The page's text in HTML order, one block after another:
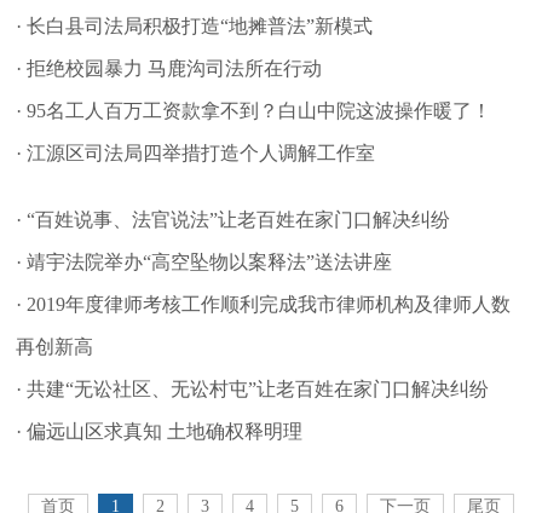
· 长白县司法局积极打造“地摊普法”新模式
· 拒绝校园暴力 马鹿沟司法所在行动
· 95名工人百万工资款拿不到？白山中院这波操作暖了！
· 江源区司法局四举措打造个人调解工作室
· “百姓说事、法官说法”让老百姓在家门口解决纠纷
· 靖宇法院举办“高空坠物以案释法”送法讲座
· 2019年度律师考核工作顺利完成我市律师机构及律师人数
再创新高
· 共建“无讼社区、无讼村屯”让老百姓在家门口解决纠纷
· 偏远山区求真知 土地确权释明理
首页 1 2 3 4 5 6 下一页 尾页